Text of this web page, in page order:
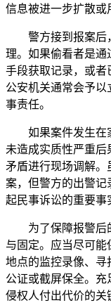
信息被进一步扩散或
警方接到报案后，
理。如果偷看者是通
手段获取记录，或者
公安机关通常会予以
事责任。
如果案件发生在家
未造成实质性严重
矛盾进行现场调解。
案，但警方的出警记
起民事诉讼的重要事
为了保障报警后的
与固定。应当尽可
地点的监控录像、寻
公证或截屏保全。
侵权人付出代价的关